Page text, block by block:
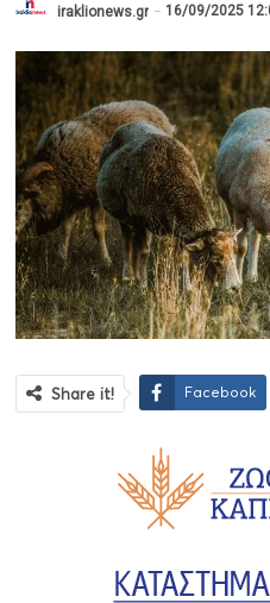
iraklionews.gr 16/09/2025
Share it! Facebook